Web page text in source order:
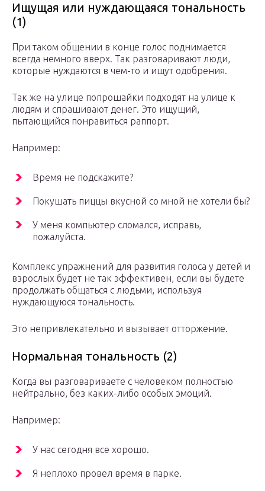
Ищущая или нуждающаяся тональность
(1)
При таком общении в конце голос поднимается
всегда немного вверх. Так разговаривают люди,
которые нуждаются в чем-то и ищут одобрения.
Так же на улице попрошайки подходят на улице к
людям и спрашивают денег. Это ищущий,
пытающийся понравиться раппорт.
Например:
Время не подскажите?
Покушать пиццы вкусной со мной не хотели бы?
У меня компьютер сломался, исправь,
пожалуйста.
Комплекс упражнений для развития голоса у детей и
взрослых будет не так эффективен, если вы будете
продолжать общаться с людьми, используя
нуждающуюся тональность.
Это непривлекательно и вызывает отторжение.
Нормальная тональность (2)
Когда вы разговариваете с человеком полностью
нейтрально, без каких-либо особых эмоций.
Например:
У нас сегодня все хорошо.
Я неплохо провел время в парке.